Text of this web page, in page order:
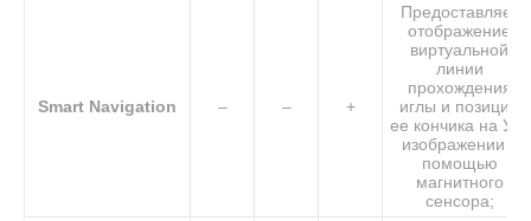
Smart Navigation – – +
Предоставляет
отображение
виртуальной
линии
прохождения
иглы и позиции
ее кончика на УЗ-
изображении с
помощью
магнитного
сенсора;